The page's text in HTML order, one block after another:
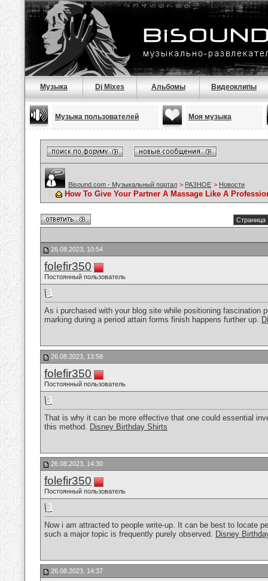
Музыка Dj Mixes Альбомы Видеоклипы
Музыка пользователей Моя музыка
Bisound.com - Музыкальный портал > РАЗНОЕ > Новости
How To Give Your Partner A Massage Like A
Страница
26.08.2023, 10:54
folefir350
Постоянный пользователь
As i purchased with your blog site while positioning fascination
marking during a period attain forms finish happens further up.
26.08.2023, 13:58
folefir350
Постоянный пользователь
That is why it can be more effective that one could essential
this method. Disney Birthday Shirts
26.08.2023, 14:30
folefir350
Постоянный пользователь
Now i am attracted to people write-up. It can be best to locate
such a major topic is frequently purely observed. Disney
26.08.2023, 14:37